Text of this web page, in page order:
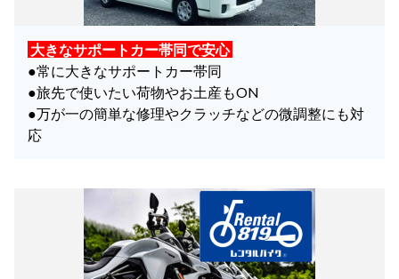
大きなサポートカー帯同で安心
●常に大きなサポートカー帯同
●旅先で使いたい荷物やお土産もON
●万が一の簡単な修理やクラッチなどの微調整にも対
応